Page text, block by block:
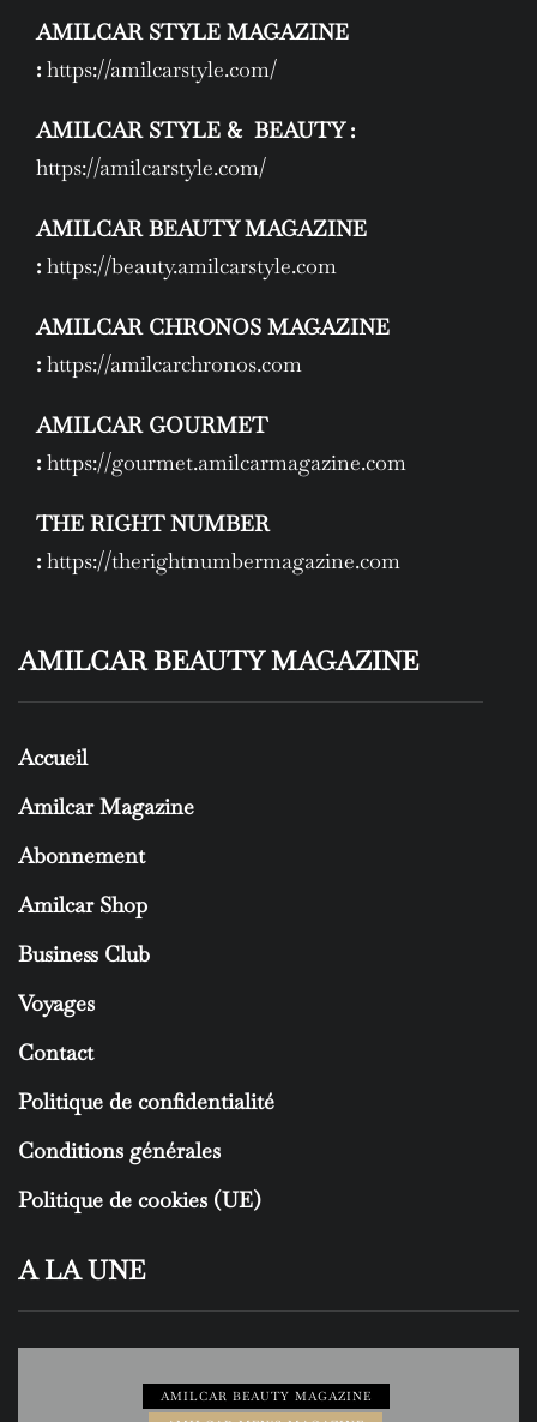
AMILCAR STYLE MAGAZINE
: https://amilcarstyle.com/
AMILCAR STYLE & BEAUTY :
https://amilcarstyle.com/
AMILCAR BEAUTY MAGAZINE
: https://beauty.amilcarstyle.com
AMILCAR CHRONOS MAGAZINE
: https://amilcarchronos.com
AMILCAR GOURMET
: https://gourmet.amilcarmagazine.com
THE RIGHT NUMBER
: https://therightnumbermagazine.com
AMILCAR BEAUTY MAGAZINE
Accueil
Amilcar Magazine
Abonnement
Amilcar Shop
Business Club
Voyages
Contact
Politique de confidentialité
Conditions générales
Politique de cookies (UE)
A LA UNE
AMILCAR BEAUTY MAGAZINE